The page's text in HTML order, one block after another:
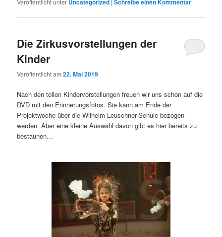
Veröffentlicht unter Uncategorized |Schreibe einen Kommentar
Die Zirkusvorstellungen der
Kinder
Veröffentlicht am22. Mai 2019
Nach den tollen Kindervorstellungen freuen wir uns schon auf die
DVD mit den Erinnerungsfotos. Sie kann am Ende der
Projektwoche über die Wilhelm-Leuschner-Schule bezogen
werden. Aber eine kleine Auswahl davon gibt es hier bereits zu
bestaunen…